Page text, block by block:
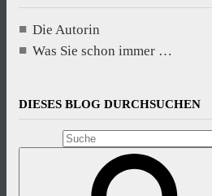
Die Autorin
Was Sie schon immer …
DIESES BLOG DURCHSUCHEN